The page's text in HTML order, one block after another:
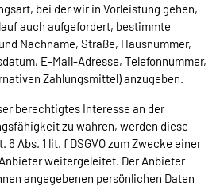
bei der wir in Vorleistung gehen,
auch aufgefordert, bestimmte
Nachname, Straße, Hausnummer,
E-Mail-Adresse, Telefonnummer,
Zahlungsmittel) anzugeben.
berechtigtes Interesse an der
zu wahren, werden diese
6 Abs. 1 lit. f DSGVO zum Zwecke einer
weitergeleitet. Der Anbieter
angegebenen persönlichen Daten